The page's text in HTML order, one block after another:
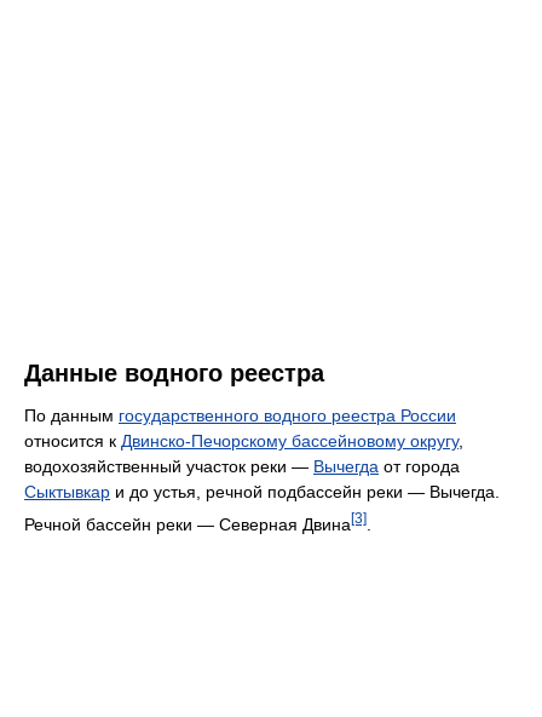
Данные водного реестра
По данным государственного водного реестра России
относится к Двинско-Печорскому бассейновому округу,
водохозяйственный участок реки — Вычегда от города
Сыктывкар и до устья, речной подбассейн реки — Вычегда.
Речной бассейн реки — Северная Двина[3]